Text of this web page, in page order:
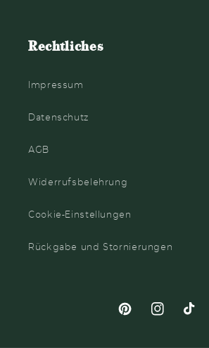
Rechtliches
Impressum
Datenschutz
AGB
Widerrufsbelehrung
Cookie-Einstellungen
Rückgabe und Stornierungen
PinterestInstagramTikTok